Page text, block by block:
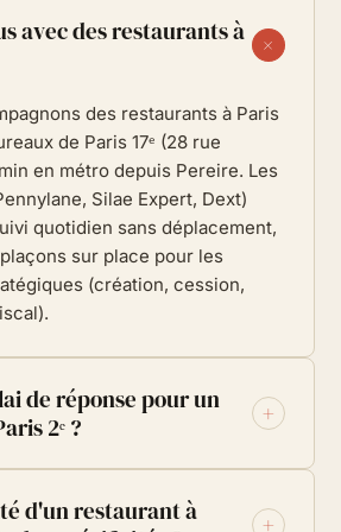
avec des restaurants à +
des restaurants à Paris
de Paris 17ᵉ (28 rue
en métro depuis Pereire. Les
Silae Expert, Dext)
quotidien sans déplacement,
sur place pour les
(création, cession,
de réponse pour un
2ᵉ ?
+
soit votre adresse en Île-de-
d'un restaurant à
+